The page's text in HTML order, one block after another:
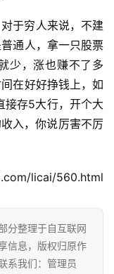
于穷人来说，不建
通人，拿一只股票
少，涨也赚不了多
在好好挣钱上，如
接存5大行，开个大
入，你说厉害不厉
licai/560.html
分整理于自互联网
信息，版权归原作
系我们：管理员